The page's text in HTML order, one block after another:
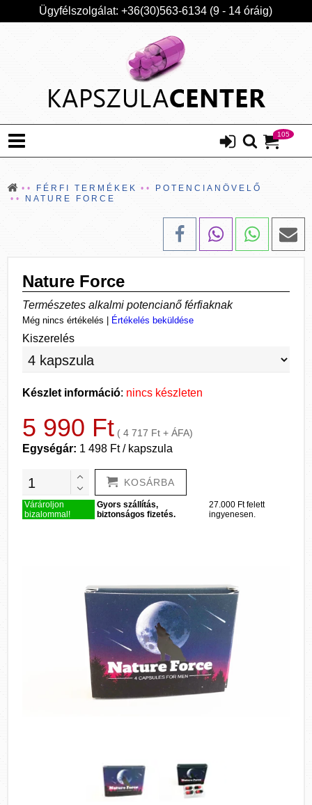
Ügyfélszolgálat: +36(30)563-6134 (9 - 14 óráig)
105
FÉRFI TERMÉKEK
POTENCIANÖVELŐ
NATURE FORCE
Nature Force
Természetes alkalmi potencianő férfiaknak
Még nincs értékelés Értékelés beküldése
Kiszerelés
Készlet információ: nincs készleten
5 990 Ft ( 4 717 Ft + ÁFA)
Egységár: 1 498 Ft / kapszula
KOSÁRBA
Várároljon
bizalommal!
Gyors szállítás,
biztonságos fizetés.
27.000 Ft felett
ingyenesen.